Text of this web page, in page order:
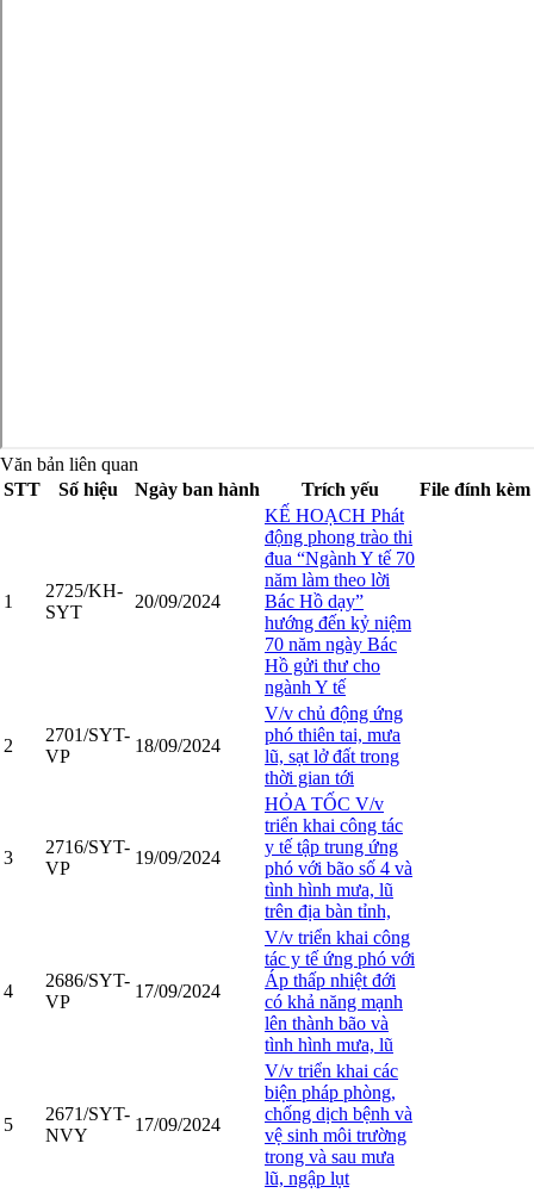
Văn bản liên quan
STT
Số hiệu Ngày ban hành Trích yếu File đính kèm
1
2725/KH-
SYT
20/09/2024
KẾ HOẠCH Phát
động phong trào thi
đua “Ngành Y tế 70
năm làm theo lời
Bác Hồ dạy”
hướng đến kỷ niệm
70 năm ngày Bác
Hồ gửi thư cho
ngành Y tế
2
2701/SYT-
VP
18/09/2024
V/v chủ động ứng
phó thiên tai, mưa
lũ, sạt lở đất trong
thời gian tới
3
2716/SYT-
VP
19/09/2024
HỎA TỐC V/v
triển khai công tác
y tế tập trung ứng
phó với bão số 4 và
tình hình mưa, lũ
trên địa bàn tỉnh,
4
2686/SYT-
VP
17/09/2024
V/v triển khai công
tác y tế ứng phó với
Áp thấp nhiệt đới
có khả năng mạnh
lên thành bão và
tình hình mưa, lũ
5
2671/SYT-
NVY
17/09/2024
V/v triển khai các
biện pháp phòng,
chống dịch bệnh và
vệ sinh môi trường
trong và sau mưa
lũ, ngập lụt